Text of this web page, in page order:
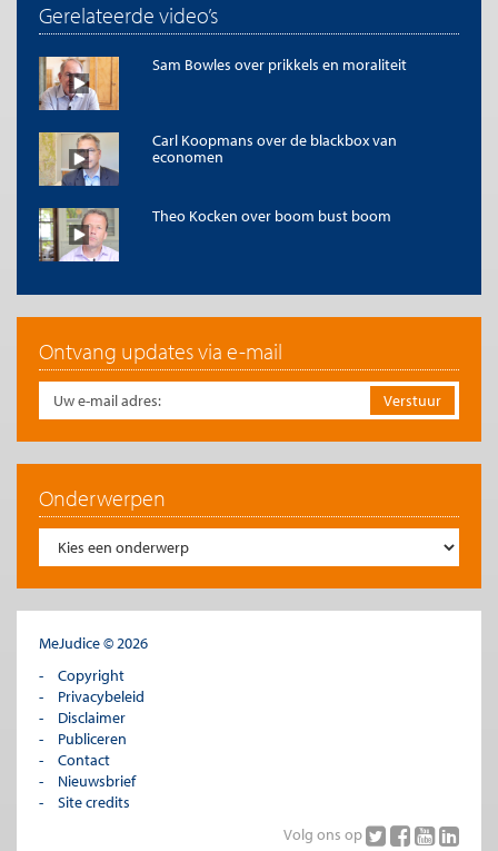
Gerelateerde video’s
Sam Bowles over prikkels en moraliteit
Carl Koopmans over de blackbox van
economen
Theo Kocken over boom bust boom
Ontvang updates via e-mail
Onderwerpen
MeJudice © 2026
Copyright
Privacybeleid
Disclaimer
Publiceren
Contact
Nieuwsbrief
Site credits
Volg ons op